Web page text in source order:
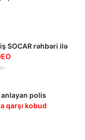
SOCAR rəhbəri ilə
polis
qarşı kobud